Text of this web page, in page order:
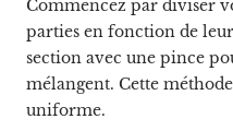
Commencez par diviser
parties en fonction de
section avec une pince
mélangent. Cette
uniforme.